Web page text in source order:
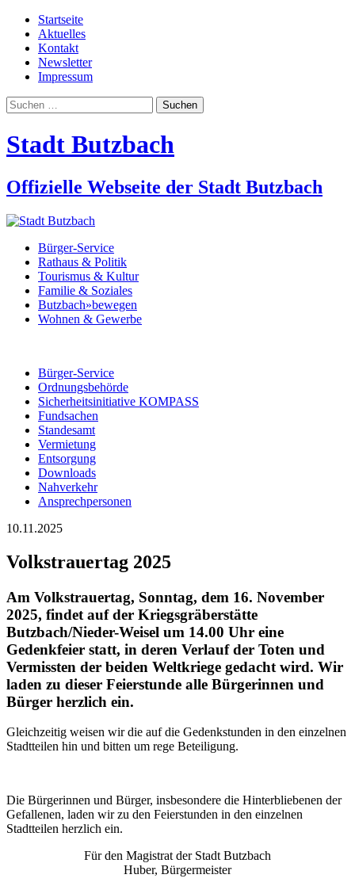
Startseite
Aktuelles
Kontakt
Newsletter
Impressum
Suchen
nach:
Stadt Butzbach
Offizielle Webseite der Stadt Butzbach
Bürger-Service
Rathaus & Politik
Tourismus & Kultur
Familie & Soziales
Butzbach»bewegen
Wohnen & Gewerbe
Bürger-Service
Ordnungsbehörde
Sicherheitsinitiative KOMPASS
Fundsachen
Standesamt
Vermietung
Entsorgung
Downloads
Nahverkehr
Ansprechpersonen
10.11.2025
Volkstrauertag 2025
Am Volkstrauertag, Sonntag, dem 16. November
2025, findet auf der Kriegsgräberstätte
Butzbach/Nieder-Weisel um 14.00 Uhr eine
Gedenkfeier statt, in deren Verlauf der Toten und
Vermissten der beiden Weltkriege gedacht wird. Wir
laden zu dieser Feierstunde alle Bürgerinnen und
Bürger herzlich ein.
Gleichzeitig weisen wir die auf die Gedenkstunden in den einzelnen
Stadtteilen hin und bitten um rege Beteiligung.
Die Bürgerinnen und Bürger, insbesondere die Hinterbliebenen der
Gefallenen, laden wir zu den Feierstunden in den einzelnen
Stadtteilen herzlich ein.
Für den Magistrat der Stadt Butzbach
Huber, Bürgermeister